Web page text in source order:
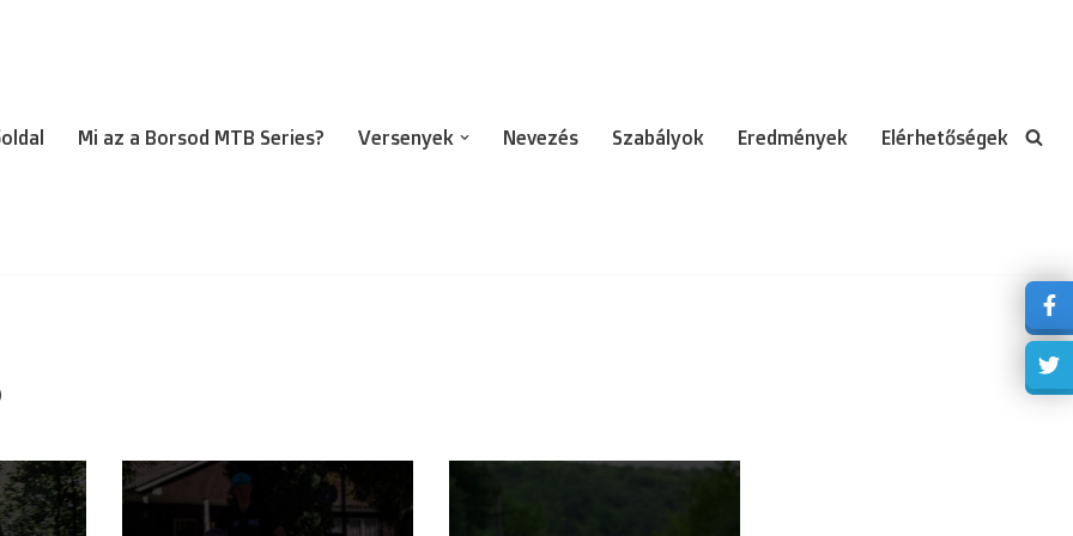
Mi az a Borsod MTB Series? Versenyek Nevezés Szabályok Eredmények Elérhetőségek